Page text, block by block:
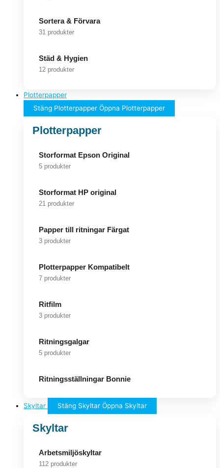
Sortera & Förvara
31 produkter
Städ & Hygien
12 produkter
Plotterpapper
Stäng Plotterpapper Öppna Plotterpapper
Plotterpapper
Storformat Epson Original
5 produkter
Storformat HP original
21 produkter
Papper till ritningar Färgat
3 produkter
Plotterpapper Kompatibelt
7 produkter
Ritfilm
3 produkter
Ritningsgalgar
5 produkter
Ritningsställningar Bonnie
Skyltar Stäng Skyltar Öppna Skyltar
Skyltar
Arbetsmiljöskyltar
112 produkter